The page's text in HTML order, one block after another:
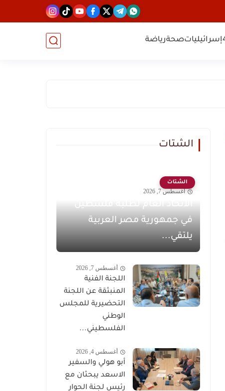
إسرائيلياتصحةرياضة
الشتات
الشتات
أغسطس 7, 2026
الاتحاد العام لطلبة فلسطين
في جمهورية مصر العربية
يلتقي...
أغسطس 7, 2026
اللجنة الفنية
المنبثقة عن اللجنة
التحضيرية للمجلس
الوطني
الفلسطيني...
أغسطس 4, 2026
أبو هولي والسفير
الاسعد يبحثان مع
رئيس لجنة الحوار